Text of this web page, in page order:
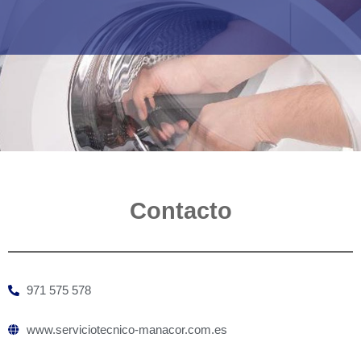
Contacto
971 575 578
www.serviciotecnico-manacor.com.es